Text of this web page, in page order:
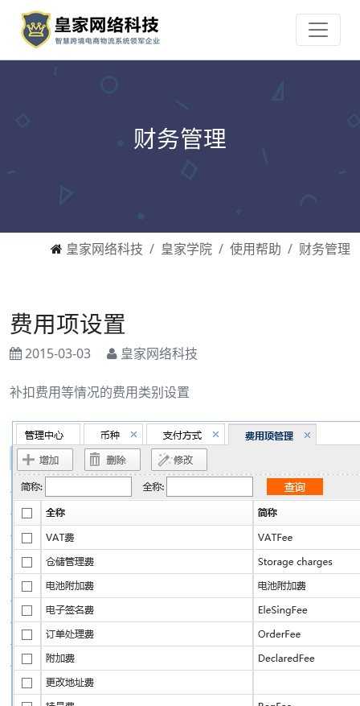
财务管理
皇家网络科技 皇家学院 使用帮助 财务管理
费用项设置
2015-03-03 皇家网络科技
补扣费用等情况的费用类别设置